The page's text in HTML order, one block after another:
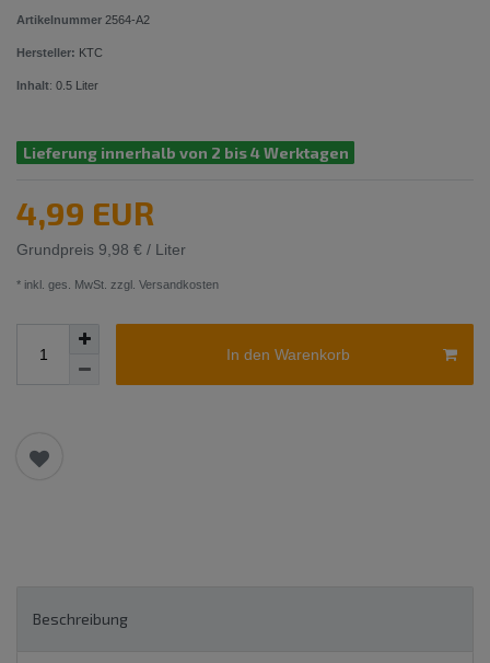
Artikelnummer 2564-A2
Hersteller: KTC
Inhalt: 0.5 Liter
Lieferung innerhalb von 2 bis 4 Werktagen
4,99 EUR
Grundpreis 9,98 € / Liter
* inkl. ges. MwSt. zzgl. Versandkosten
In den Warenkorb
Beschreibung